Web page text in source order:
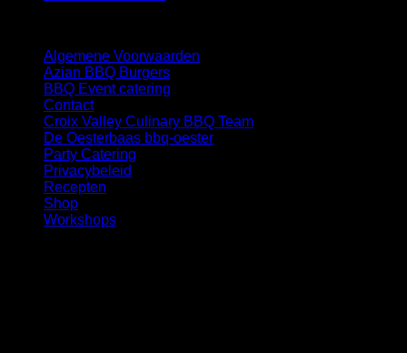
Algemene Voorwaarden
Azian BBQ Burgers
BBQ Event catering
Contact
Croix Valley Culinary BBQ Team
De Oesterbaas bbq-oester
Party Catering
Privacybeleid
Recepten
Shop
Workshops